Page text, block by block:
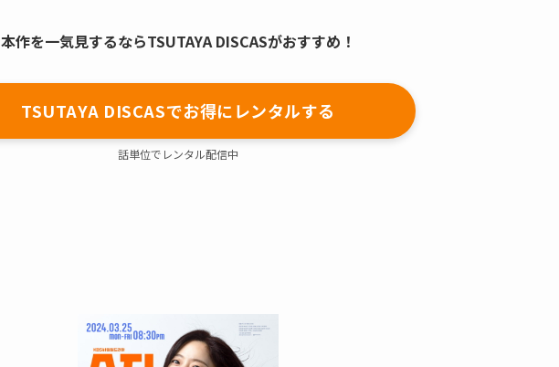
本作を一気見するならTSUTAYA DISCASがおすすめ！
TSUTAYA DISCASでお得にレンタルする
話単位でレンタル配信中